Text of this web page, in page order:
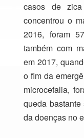
casos de
concentrou o
2016, foram
também com
em 2017,
o fim da
microcefalia,
queda
da doenças no